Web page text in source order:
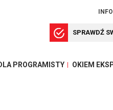
SPRAWDŹ
PROGRAMISTY OKIEM